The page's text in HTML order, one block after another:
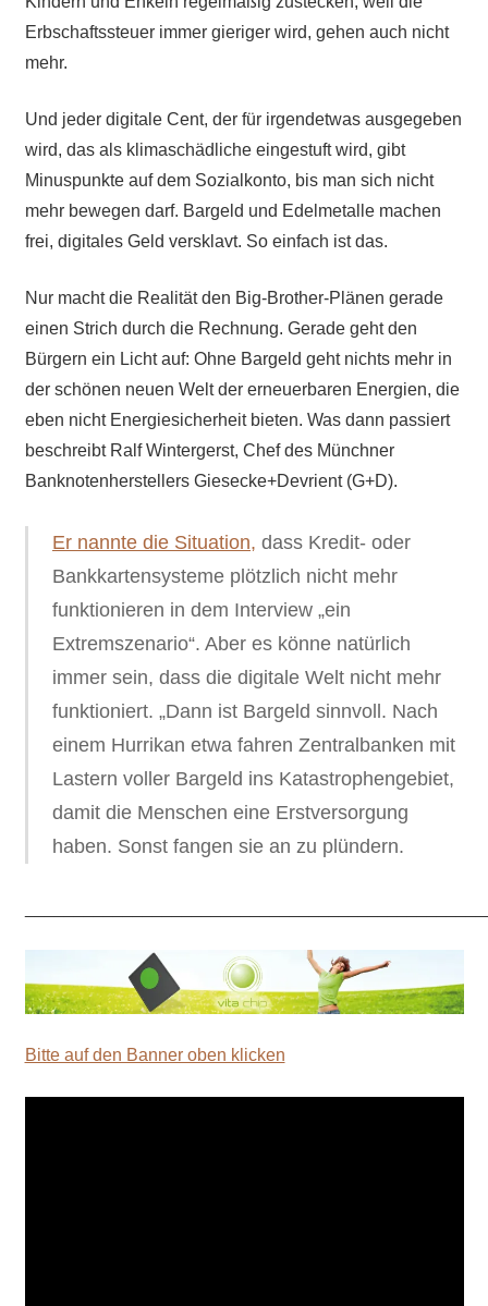
Erbschaftssteuer immer gieriger wird, gehen auch nicht
mehr.
Und jeder digitale Cent, der für irgendetwas ausgegeben
wird, das als klimaschädliche eingestuft wird, gibt
Minuspunkte auf dem Sozialkonto, bis man sich nicht
mehr bewegen darf. Bargeld und Edelmetalle machen
frei, digitales Geld versklavt. So einfach ist das.
Nur macht die Realität den Big-Brother-Plänen gerade
einen Strich durch die Rechnung. Gerade geht den
Bürgern ein Licht auf: Ohne Bargeld geht nichts mehr in
der schönen neuen Welt der erneuerbaren Energien, die
eben nicht Energiesicherheit bieten. Was dann passiert
beschreibt Ralf Wintergerst, Chef des Münchner
Banknotenherstellers Giesecke+Devrient (G+D).
Er nannte die Situation, dass Kredit- oder
Bankkartensysteme plötzlich nicht mehr
funktionieren in dem Interview „ein
Extremszenario“. Aber es könne natürlich
immer sein, dass die digitale Welt nicht mehr
funktioniert. „Dann ist Bargeld sinnvoll. Nach
einem Hurrikan etwa fahren Zentralbanken mit
Lastern voller Bargeld ins Katastrophengebiet,
damit die Menschen eine Erstversorgung
haben. Sonst fangen sie an zu plündern.
Bitte auf den Banner oben klicken